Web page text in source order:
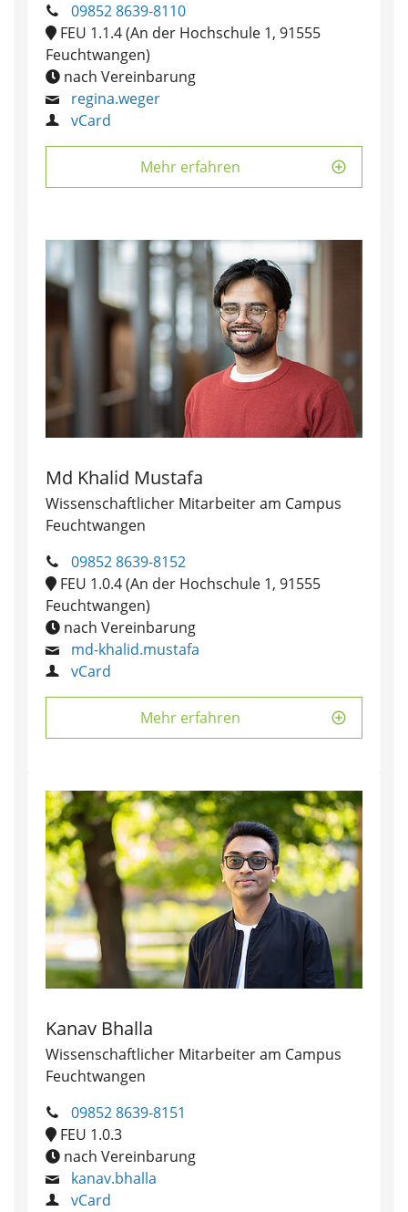
09852 8639-8110
FEU 1.1.4 (An der Hochschule 1, 91555
Feuchtwangen)
nach Vereinbarung
regina.weger
vCard
Mehr erfahren
Md Khalid Mustafa
Wissenschaftlicher Mitarbeiter am Campus
Feuchtwangen
09852 8639-8152
FEU 1.0.4 (An der Hochschule 1, 91555
Feuchtwangen)
nach Vereinbarung
md-khalid.mustafa
vCard
Mehr erfahren
Kanav Bhalla
Wissenschaftlicher Mitarbeiter am Campus
Feuchtwangen
09852 8639-8151
FEU 1.0.3
nach Vereinbarung
kanav.bhalla
vCard